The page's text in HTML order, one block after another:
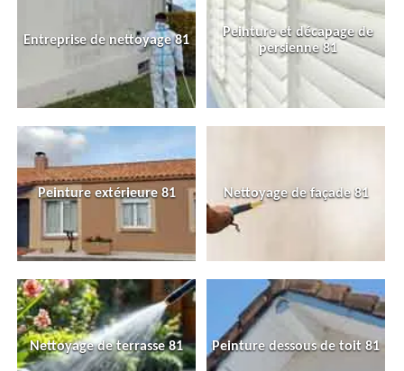
Entreprise de nettoyage 81
Peinture et décapage de
persienne 81
Peinture extérieure 81 Nettoyage de façade 81
Nettoyage de terrasse 81 Peinture dessous de toit 81